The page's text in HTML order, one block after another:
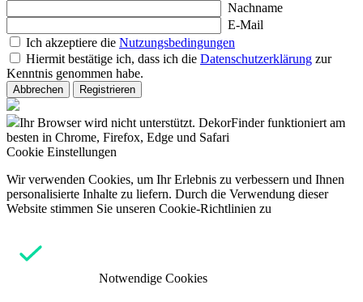
Nachname
E-Mail
Ich akzeptiere die Nutzungsbedingungen
Hiermit bestätige ich, dass ich die Datenschutzerklärung zur
Kenntnis genommen habe.
Abbrechen Registrieren
Ihr Browser wird nicht unterstützt. DekorFinder funktioniert am
besten in Chrome, Firefox, Edge und Safari
Cookie Einstellungen
Wir verwenden Cookies, um Ihr Erlebnis zu verbessern und Ihnen
personalisierte Inhalte zu liefern. Durch die Verwendung dieser
Website stimmen Sie unseren Cookie-Richtlinien zu
Notwendige Cookies